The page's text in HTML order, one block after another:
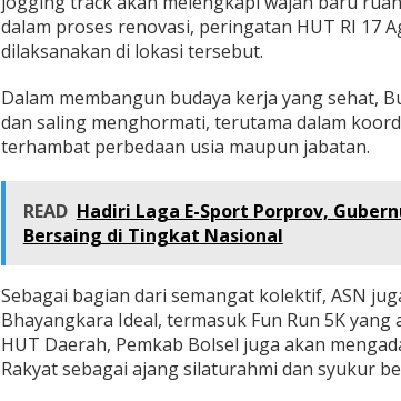
dalam proses renovasi, peringatan HUT RI 17
dilaksanakan di lokasi tersebut.
Dalam membangun budaya kerja yang sehat,
dan saling menghormati, terutama dalam
terhambat perbedaan usia maupun jabatan.
READ Hadiri Laga E-Sport Porprov,
Bersaing di Tingkat Nasional
Sebagai bagian dari semangat kolektif, ASN
Bhayangkara Ideal, termasuk Fun Run 5K
HUT Daerah, Pemkab Bolsel juga akan
Rakyat sebagai ajang silaturahmi dan syukur